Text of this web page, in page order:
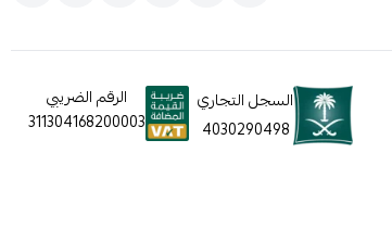
السجل التجاري
4030290498
الرقم الضريبي
311304168200003